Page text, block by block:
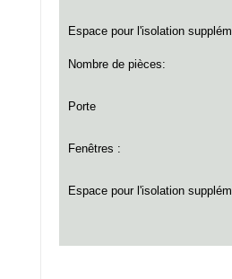
Espace pour l'isolation
Nombre de pièces:
Porte
Fenêtres :
Espace pour l'isolation